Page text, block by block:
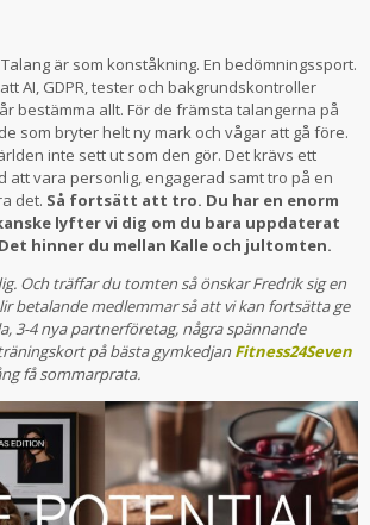
Talang är som konståkning. En bedömningssport.
AI, GDPR, tester och bakgrundskontroller
bestämma allt. För de främsta talangerna på
som bryter helt ny mark och vågar att gå före.
inte sett ut som den gör. Det krävs ett
att vara personlig, engagerad samt tro på en
det. Så fortsätt att tro. Du har en enorm
lyfter vi dig om du bara uppdaterat
hinner du mellan Kalle och jultomten.
Och träffar du tomten så önskar Fredrik sig en
betalande medlemmar så att vi kan fortsätta ge
3-4 nya partnerföretag, några spännande
på bästa gymkedjan Fitness24Seven
få sommarprata.